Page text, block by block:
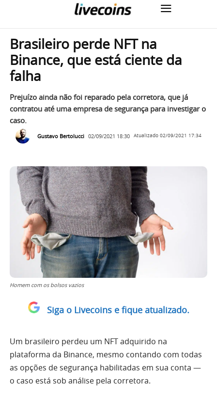
Brasileiro perde NFT na
Binance, que está ciente da
falha
Prejuízo ainda não foi reparado pela corretora, que já
contratou até uma empresa de segurança para investigar o
caso.
Gustavo Bertolucci 02/09/2021 18:30 Atualizado 02/09/2021 17:34
Homem com os bolsos vazios
Siga o Livecoins e fique atualizado.
Um brasileiro perdeu um NFT adquirido na
plataforma da Binance, mesmo contando com todas
as opções de segurança habilitadas em sua conta —
o caso está sob análise pela corretora.